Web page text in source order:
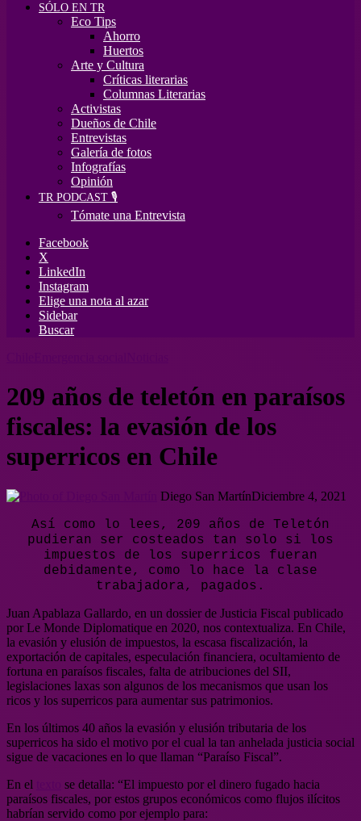
SÓLO EN TR
Eco Tips
Ahorro
Huertos
Arte y Cultura
Críticas literarias
Columnas Literarias
Activistas
Dueños de Chile
Entrevistas
Galería de fotos
Infografías
Opinión
TR PODCAST 🎙️
Tómate una Entrevista
Facebook
X
LinkedIn
Instagram
Elige una nota al azar
Sidebar
Buscar
209 años de teletón en paraísos
fiscales: la evasión de los
superricos en Chile
Diego San MartínDiciembre 4, 2021
Así como lo lees, 209 años de Teletón
pudieran ser costeados tan solo si los
impuestos de los superricos fueran
debidamente, como lo hace la clase
trabajadora, pagados.
Juan Apablaza Gallardo, en un dossier de Justicia Fiscal publicado
por Le Monde Diplomatique en 2020, nos contextualiza. En Chile,
la evasión y elusión de impuestos, la escasa fiscalización, la
exportación de capitales, especulación financiera, ocultamiento de
fortuna en paraísos fiscales, falta de atribuciones del SII,
legislaciones laxas son algunos de los mecanismos que usan los
ricos y los superricos para aumentar sus patrimonios.
En los últimos 40 años la evasión y elusión tributaria de los
superricos ha sido el motivo por el cual la tan anhelada justicia social
sigue de vacaciones en lo que llaman “Paraíso Fiscal”.
En el
se detalla: “El impuesto por el dinero fugado hacia
paraísos fiscales, por estos grupos económicos como flujos ilícitos
habrían servido como por ejemplo para: